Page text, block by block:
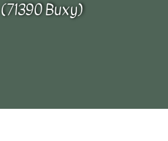
(71390 Buxy)